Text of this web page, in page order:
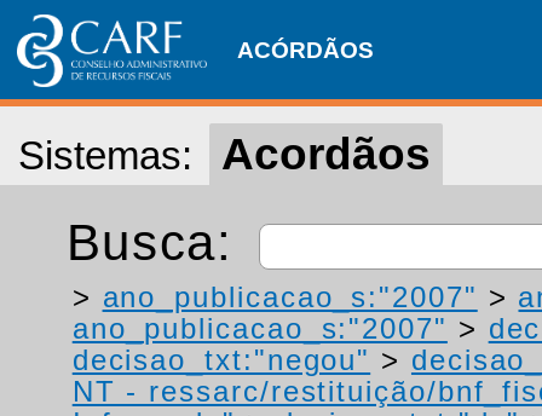
ACÓRDÃOS
Sistemas: Acordãos
Busca:
> ano_publicacao_s:"2007" >
ano_publicacao_s:"2007" >
decisao_txt:"negou" >
NT - ressarc/restituição/